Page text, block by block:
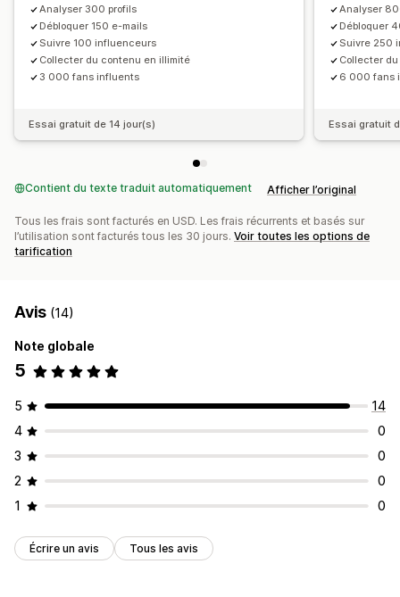
Analyser 300 profils
Débloquer 150 e-mails
Suivre 100 influenceurs
Collecter du contenu en illimité
3 000 fans influents
Essai gratuit de 14 jour(s)
Analyser
Débloquer
Suivre 250
Collecter
6 000 fans
Essai gratuit
Contient du texte traduit automatiquement Afficher l’original
Tous les frais sont facturés en USD. Les frais récurrents et basés sur
l’utilisation sont facturés tous les 30 jours. Voir toutes les options de
tarification
Avis (14)
Note globale
5
5
14
4
0
3
0
2
0
1
0
Écrire un avis Tous les avis